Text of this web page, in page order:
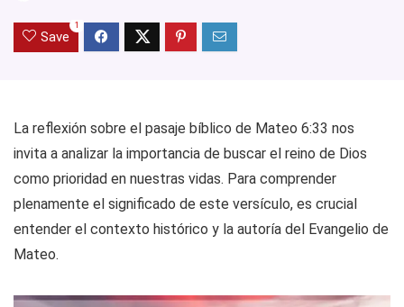
Save
1
La reflexión sobre el pasaje bíblico de Mateo 6:33 nos
invita a analizar la importancia de buscar el reino de Dios
como prioridad en nuestras vidas. Para comprender
plenamente el significado de este versículo, es crucial
entender el contexto histórico y la autoría del Evangelio de
Mateo.